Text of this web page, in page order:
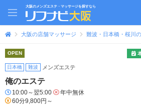
大阪のメンズエステ・マッサージを探すなら
大阪の店舗マッサージ 難波・日本橋・桜川
OPEN
日本橋 難波 メンズエステ
俺のエステ
10:00～翌5:00
年中無休
60分9,800円～